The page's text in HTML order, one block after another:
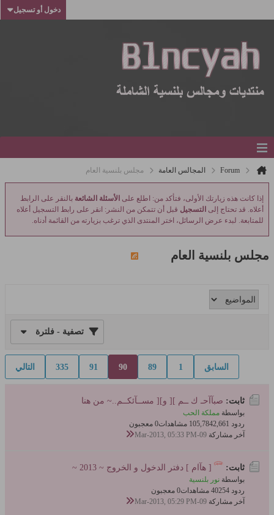
دخول أو تسجيل
Forum المجالس العامة مجلس بلنسية العام
إذا كانت هذه زيارتك الأولى، فتأكد من: اطلع على الأسئلة الشائعة بالنقر على الرابط
أعلاه. قد تحتاج إلى التسجيل قبل أن تتمكن من النشر: انقر على رابط التسجيل أعلاه
للمتابعة. لبدء عرض الرسائل، اختر المنتدى الذي ترغب بزيارته من القائمة أدناه.
مجلس بلنسية العام
تصفية - فلترة
السابق 1
89
90
91
335 التالي
ثابت: صبآآحـ ك ــم ][ و][ مســآئكــم..~ من هنا
بواسطة مملكة الحب
ردود 2,661
105,784 مشاهدات
0 معجبون
آخر مشاركة 09-Mar-2013, 05:33 PM
ثابت: [ هآام ] دفتر الدخول و الخروج ~ 2013 ~
بواسطة نور بلنسية
ردود 54
402 مشاهدات
0 معجبون
آخر مشاركة 09-Mar-2013, 05:29 PM